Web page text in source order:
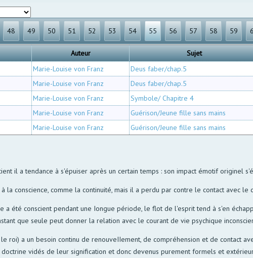
48 49 50 51 52 53 54 55 56 57 58 59
Auteur Sujet
Marie-Louise von Franz Deus faber/chap.5
Marie-Louise von Franz Deus faber/chap.5
Marie-Louise von Franz Symbole/ Chapitre 4
Marie-Louise von Franz Guérison/Jeune fille sans mains
Marie-Louise von Franz Guérison/Jeune fille sans mains
il a tendance à s'épuiser après un certain temps : son impact émotif originel
la conscience, comme la continuité, mais il a perdu par contre le contact avec
a été conscient pendant une Iongue période, le flot de l'esprit tend à s'en
que seule peut donner la relation avec le courant de vie psychique
roi) a un besoin continu de renouveIIement, de compréhension et de contact
vidés de leur signification et donc devenus purement formels et